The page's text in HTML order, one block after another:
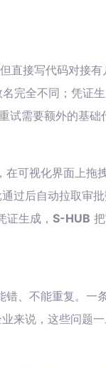
直接写代码对接有
完全不同；凭证
试需要额外的基础
在可视化界面上拖
过后自动拉取审
生成， S-HUB
错、不能重复。一
来说，这些问题